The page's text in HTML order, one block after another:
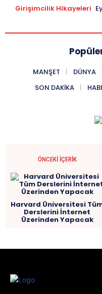
Girişimcilik Hikayeleri
MANŞET DÜNYA
SON DAKIKA
ÖNCEKI İÇERIK
Harvard Üniversitesi
Derslerini İnternet
Üzerinden Yapacak